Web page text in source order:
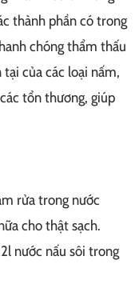
thành phần có trong
chóng thẩm thấu
của các loại nấm,
tổn thương, giúp
rửa trong nước
cho thật sạch.
nước nấu sôi trong